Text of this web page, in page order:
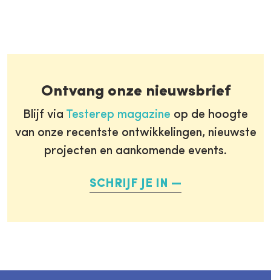
Ontvang onze nieuwsbrief
Blijf via Testerep magazine op de hoogte
van onze recentste ontwikkelingen, nieuwste
projecten en aankomende events.
SCHRIJF JE IN